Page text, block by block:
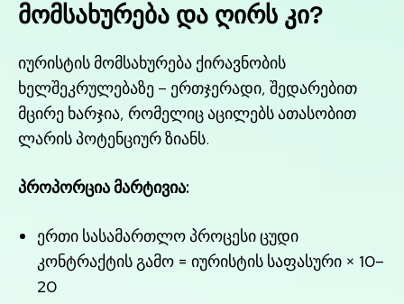
მომსახურება და ღირს კი?
იურისტის მომსახურება ქირავნობის
ხელშეკრულებაზე – ერთჯერადი, შედარებით
მცირე ხარჯია, რომელიც აცილებს ათასობით
ლარის პოტენციურ ზიანს.
პროპორცია მარტივია:
ერთი სასამართლო პროცესი ცუდი
კონტრაქტის გამო = იურისტის საფასური × 10–
20